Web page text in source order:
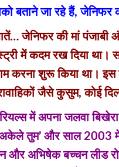
बताने जा रहे हैं,
जेनिफर की मां पंजाबी
में कदम रख दिया था।
करना शुरू किया था। इस
जैसे कुसुम, कोई
में अपना जलवा
तुम’ और साल 2003
और अभिषेक बच्चन